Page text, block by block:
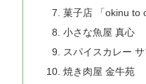
菓子店 「okinu to
小さな魚屋 真心
スパイスカレー
焼き肉屋 金牛苑